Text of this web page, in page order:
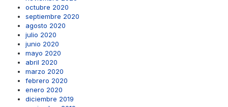
octubre 2020
septiembre 2020
agosto 2020
julio 2020
junio 2020
mayo 2020
abril 2020
marzo 2020
febrero 2020
enero 2020
diciembre 2019